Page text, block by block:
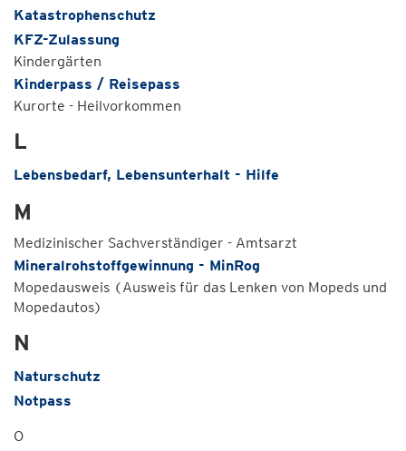
Katastrophenschutz
KFZ-Zulassung
Kindergärten
Kinderpass / Reisepass
Kurorte - Heilvorkommen
L
Lebensbedarf, Lebensunterhalt - Hilfe
M
Medizinischer Sachverständiger - Amtsarzt
Mineralrohstoffgewinnung - MinRog
Mopedausweis (Ausweis für das Lenken von Mopeds und
Mopedautos)
N
Naturschutz
Notpass
O